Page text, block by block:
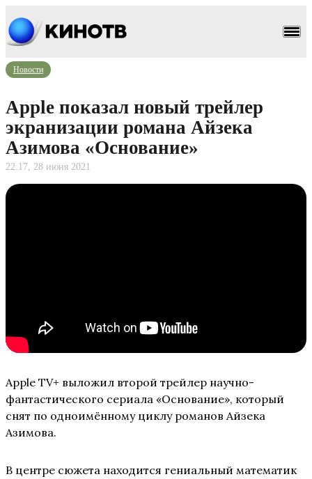
Новости
Apple показал новый трейлер
экранизации романа Айзека
Азимова «Основание»
22:17, 28 июня 2021
Apple TV+ выложил второй трейлер научно-
фантастического сериала «Основание», который
снят по одноимённому циклу романов Айзека
Азимова.
В центре сюжета находится гениальный математик